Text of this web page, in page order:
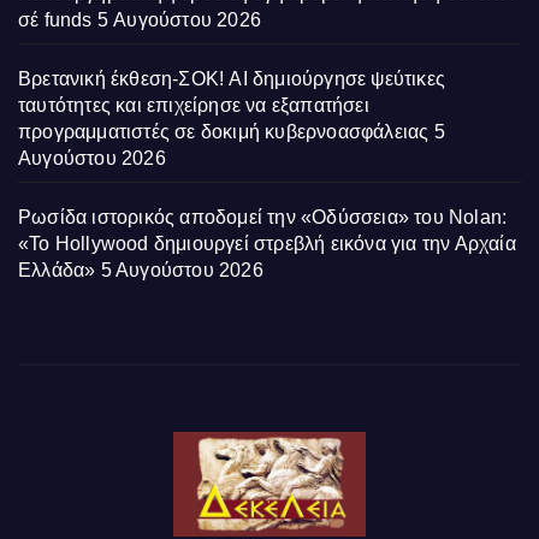
σέ funds 5 Αυγούστου 2026
Βρετανική έκθεση-ΣΟΚ! AI δημιούργησε ψεύτικες
ταυτότητες και επιχείρησε να εξαπατήσει
προγραμματιστές σε δοκιμή κυβερνοασφάλειας 5
Αυγούστου 2026
Ρωσίδα ιστορικός αποδομεί την «Οδύσσεια» του Nolan:
«Το Hollywood δημιουργεί στρεβλή εικόνα για την Αρχαία
Ελλάδα» 5 Αυγούστου 2026